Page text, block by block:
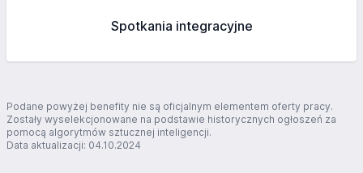
Spotkania integracyjne
Podane powyżej benefity nie są oficjalnym elementem oferty pracy.
Zostały wyselekcjonowane na podstawie historycznych ogłoszeń za
pomocą algorytmów sztucznej inteligencji.
Data aktualizacji: 04.10.2024